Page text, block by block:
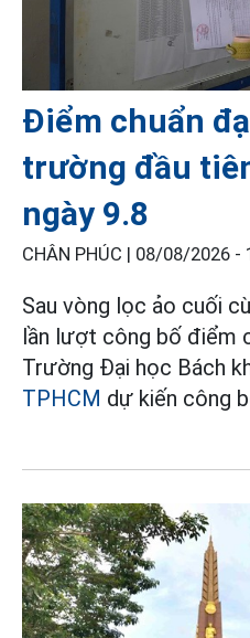
Điểm chuẩn
trường đầu
ngày 9.8
CHÂN PHÚC | 08/08/2026 -
Sau vòng lọc ảo cuối
lần lượt công bố điểm
Trường Đại học Bách
TPHCM dự kiến công